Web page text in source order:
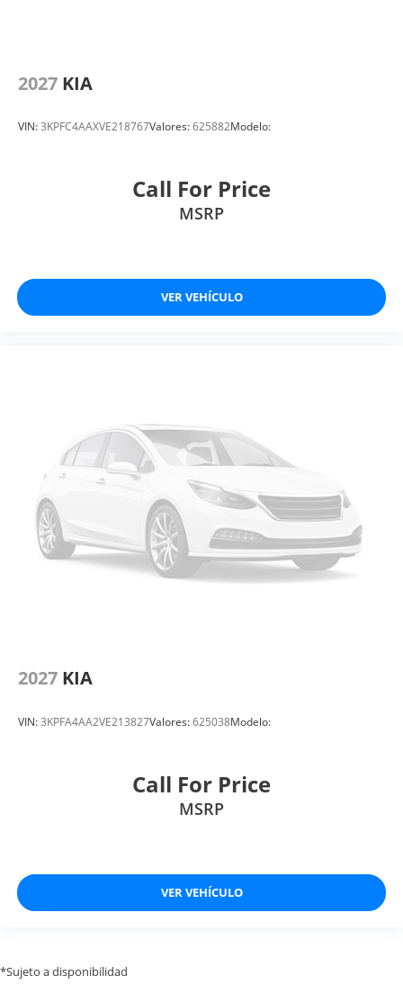
2027 KIA
VIN:3KPFC4AAXVE218767Valores:625882Modelo:
Call For Price
MSRP
VER VEHÍCULO
2027 KIA
VIN:3KPFA4AA2VE213827Valores:625038Modelo:
Call For Price
MSRP
VER VEHÍCULO
*Sujeto a disponibilidad